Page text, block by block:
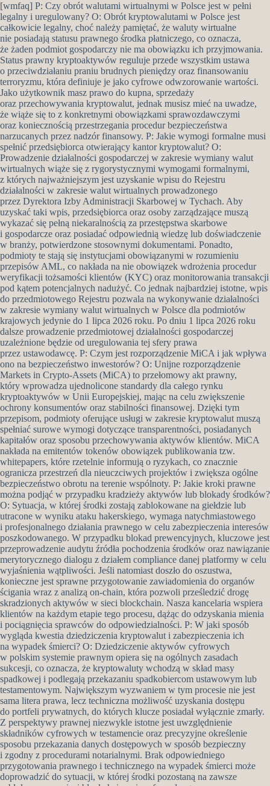
[wmfaq] P: Czy obrót walutami wirtualnymi w Polsce jest w pełni
legalny i uregulowany? O: Obrót kryptowalutami w Polsce jest
całkowicie legalny, choć należy pamiętać, że waluty wirtualne
nie posiadają statusu prawnego środka płatniczego, co oznacza,
że żaden podmiot gospodarczy nie ma obowiązku ich przyjmowania.
Status prawny kryptoaktywów reguluje przede wszystkim ustawa
o przeciwdziałaniu praniu brudnych pieniędzy oraz finansowaniu
terroryzmu, która definiuje je jako cyfrowe odwzorowanie wartości.
Jako użytkownik masz prawo do kupna, sprzedaży
oraz przechowywania kryptowalut, jednak musisz mieć na uwadze,
że wiąże się to z konkretnymi obowiązkami sprawozdawczymi
oraz koniecznością przestrzegania procedur bezpieczeństwa
narzucanych przez nadzór finansowy. P: Jakie wymogi formalne musi
spełnić przedsiębiorca otwierający kantor kryptowalut? O:
Prowadzenie działalności gospodarczej w zakresie wymiany walut
wirtualnych wiąże się z rygorystycznymi wymogami formalnymi,
z których najważniejszym jest uzyskanie wpisu do Rejestru
działalności w zakresie walut wirtualnych prowadzonego
przez Dyrektora Izby Administracji Skarbowej w Tychach. Aby
uzyskać taki wpis, przedsiębiorca oraz osoby zarządzające muszą
wykazać się pełną niekaralnością za przestępstwa skarbowe
i gospodarcze oraz posiadać odpowiednią wiedzę lub doświadczenie
w branży, potwierdzone stosownymi dokumentami. Ponadto,
podmioty te stają się instytucjami obowiązanymi w rozumieniu
przepisów AML, co nakłada na nie obowiązek wdrożenia procedur
weryfikacji tożsamości klientów (KYC) oraz monitorowania transakcji
pod kątem potencjalnych nadużyć. Co jednak najbardziej istotne, wpis
do przedmiotowego Rejestru pozwala na wykonywanie działalności
w zakresie wymiany walut wirtualnych w Polsce dla podmiotów
krajowych jedynie do 1 lipca 2026 roku. Po dniu 1 lipca 2026 roku
dalsze prowadzenie przedmiotowej działalności gospodarczej
uzależnione będzie od uregulowania tej sfery prawa
przez ustawodawcę. P: Czym jest rozporządzenie MiCA i jak wpływa
ono na bezpieczeństwo inwestorów? O: Unijne rozporządzenie
Markets in Crypto-Assets (MiCA) to przełomowy akt prawny,
który wprowadza ujednolicone standardy dla całego rynku
kryptoaktywów w Unii Europejskiej, mając na celu zwiększenie
ochrony konsumentów oraz stabilności finansowej. Dzięki tym
przepisom, podmioty oferujące usługi w zakresie kryptowalut muszą
spełniać surowe wymogi dotyczące transparentności, posiadanych
kapitałów oraz sposobu przechowywania aktywów klientów. MiCA
nakłada na emitentów tokenów obowiązek publikowania tzw.
whitepapers, które rzetelnie informują o ryzykach, co znacznie
ogranicza przestrzeń dla nieuczciwych projektów i zwiększa ogólne
bezpieczeństwo obrotu na terenie wspólnoty. P: Jakie kroki prawne
można podjąć w przypadku kradzieży aktywów lub blokady środków?
O: Sytuacja, w której środki zostają zablokowane na giełdzie lub
utracone w wyniku ataku hakerskiego, wymaga natychmiastowego
i profesjonalnego działania prawnego w celu zabezpieczenia interesów
poszkodowanego. W przypadku blokad prewencyjnych, kluczowe jest
przeprowadzenie audytu źródła pochodzenia środków oraz nawiązanie
merytorycznego dialogu z działem compliance danej platformy w celu
wyjaśnienia wątpliwości. Jeśli natomiast doszło do oszustwa,
konieczne jest sprawne przygotowanie zawiadomienia do organów
ścigania wraz z analizą on-chain, która pozwoli prześledzić drogę
skradzionych aktywów w sieci blockchain. Nasza kancelaria wspiera
klientów na każdym etapie tego procesu, dążąc do odzyskania mienia
i pociągnięcia sprawców do odpowiedzialności. P: W jaki sposób
wygląda kwestia dziedziczenia kryptowalut i zabezpieczenia ich
na wypadek śmierci? O: Dziedziczenie aktywów cyfrowych
w polskim systemie prawnym opiera się na ogólnych zasadach
sukcesji, co oznacza, że kryptowaluty wchodzą w skład masy
spadkowej i podlegają przekazaniu spadkobiercom ustawowym lub
testamentowym. Największym wyzwaniem w tym procesie nie jest
sama litera prawa, lecz techniczna możliwość uzyskania dostępu
do portfeli prywatnych, do których klucze posiadał wyłącznie zmarły.
Z perspektywy prawnej niezwykle istotne jest uwzględnienie
składników cyfrowych w testamencie oraz precyzyjne określenie
sposobu przekazania danych dostępowych w sposób bezpieczny
i zgodny z procedurami notarialnymi. Brak odpowiedniego
przygotowania prawnego i technicznego na wypadek śmierci może
doprowadzić do sytuacji, w której środki pozostaną na zawsze